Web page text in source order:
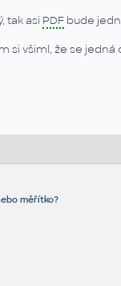
tak asi PDFbude
si všiml, že se jedná
měřítko?